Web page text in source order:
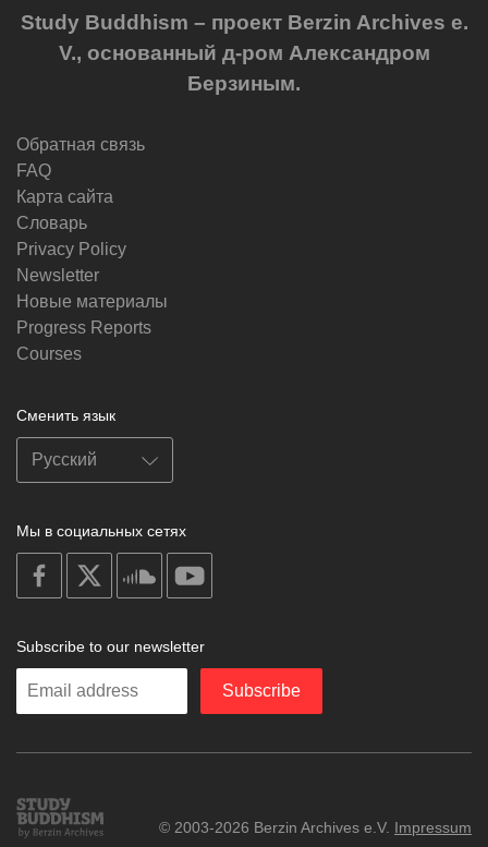
Study Buddhism – проект Berzin Archives e.
V., основанный д-ром Александром
Берзиным.
Обратная связь
FAQ
Карта сайта
Словарь
Privacy Policy
Newsletter
Новые материалы
Progress Reports
Courses
Сменить язык
Мы в социальных сетях
on
facebook
soundcloud
Subscribe to our newsletter
Enter
Subscribe
Study
Buddhism
© 2003-2026 Berzin Archives e.V. Impressum